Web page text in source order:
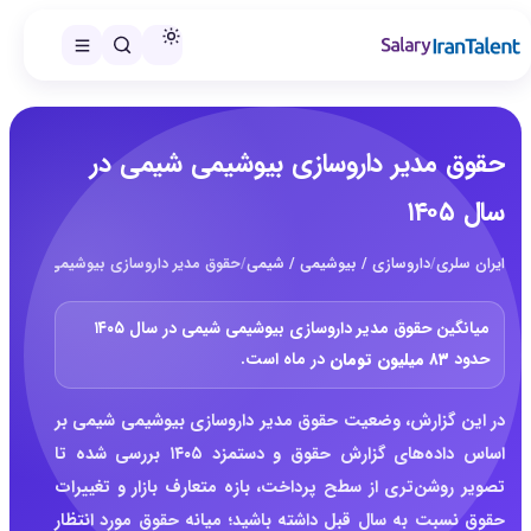
حقوق مدیر داروسازی بیوشیمی شیمی در
سال ۱۴۰۵
ایران سلری/داروسازی / بیوشیمی / شیمی/حقوق مدیر داروسازی بیوشیمی شیمی در
میانگین حقوق مدیر داروسازی بیوشیمی شیمی در سال ۱۴۰۵
حدود ۸۳ میلیون تومان در ماه است.
در این گزارش، وضعیت حقوق مدیر داروسازی بیوشیمی شیمی بر
اساس داده‌های گزارش حقوق و دستمزد ۱۴۰۵ بررسی شده تا
تصویر روشن‌تری از سطح پرداخت، بازه متعارف بازار و تغییرات
حقوق نسبت به سال قبل داشته باشید؛ میانه حقوق مورد انتظار